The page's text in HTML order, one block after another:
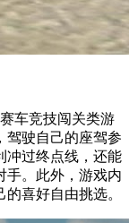
车竞技闯关类游
驾驶自己的座驾参
冲过终点线，还能
手。此外，游戏内
喜好自由挑选。